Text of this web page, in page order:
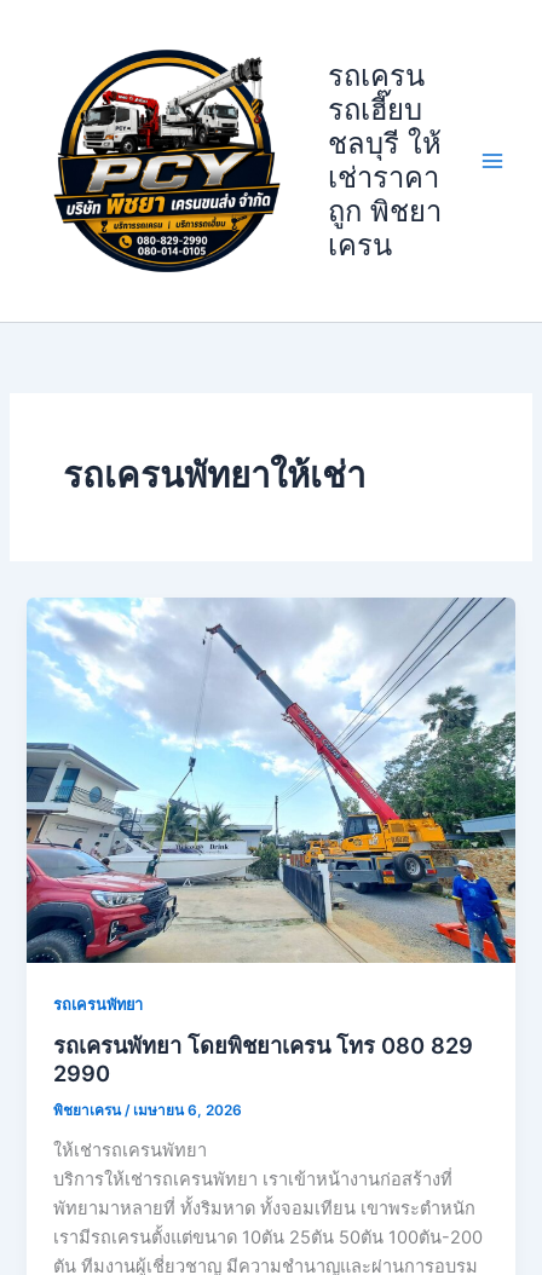
รถเครน
รถเฮี๊ยบ
ชลบุรี ให้
เช่าราคา
ถูก พิชยา
เครน
รถเครนพัทยาให้เช่า
รถเครนพัทยา
รถเครนพัทยา โดยพิชยาเครน โทร 080 829
2990
พิชยาเครน/ เมษายน 6, 2026
ให้เช่ารถเครนพัทยา
บริการให้เช่ารถเครนพัทยา เราเข้าหน้างานก่อสร้างที่
พัทยามาหลายที่ ทั้งริมหาด ทั้งจอมเทียน เขาพระตำหนัก
เรามีรถเครนตั้งแต่ขนาด 10ตัน 25ตัน 50ตัน 100ตัน-200
ตัน ทีมงานผู้เชี่ยวชาญ มีความชำนาญและผ่านการอบรม